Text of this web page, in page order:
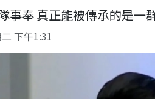
事奉 真正能被傳承的是一
下午1:31